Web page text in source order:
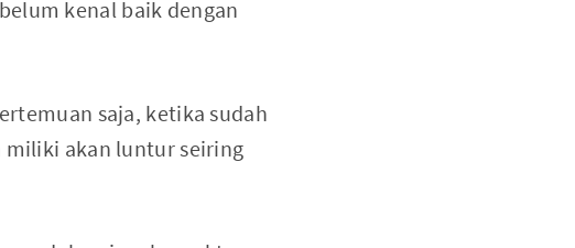
kenal baik dengan
saja, ketika sudah
miliki akan luntur seiring